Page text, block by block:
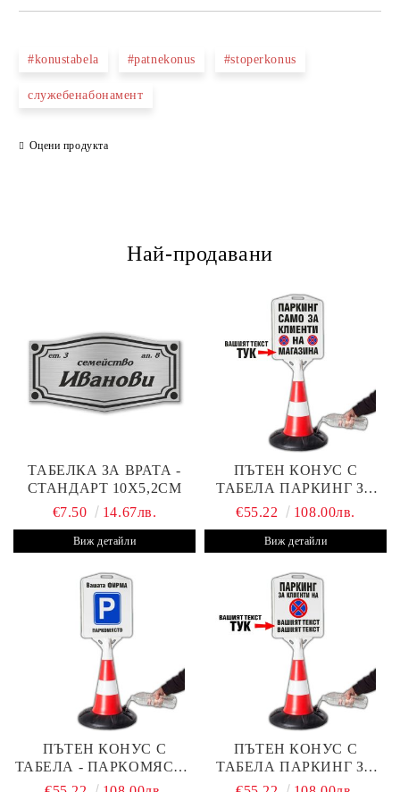
#konustabela #patnekonus #stoperkonus
служебенабонамент
Оцени продукта
Най-продавани
ТАБЕЛКА ЗА ВРАТА -
СТАНДАРТ 10Х5,2СМ
€7.50
14.67лв.
Виж детайли
ПЪТЕН КОНУС С
ТАБЕЛА ПАРКИНГ ЗА
КЛИЕНТИ
€55.22 108.00лв.
Виж детайли
ПЪТЕН КОНУС С
ТАБЕЛА - ПАРКОМЯСТО
(С ВАШАТА ФИРМА)
ПЪТЕН КОНУС С
ТАБЕЛА ПАРКИНГ ЗА
КЛИЕНТИ С ВАШ ТЕКСТ